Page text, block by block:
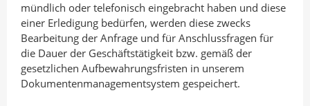
mündlich oder telefonisch eingebracht haben und diese
einer Erledigung bedürfen, werden diese zwecks
Bearbeitung der Anfrage und für Anschlussfragen für
die Dauer der Geschäftstätigkeit bzw. gemäß der
gesetzlichen Aufbewahrungsfristen in unserem
Dokumentenmanagementsystem gespeichert.